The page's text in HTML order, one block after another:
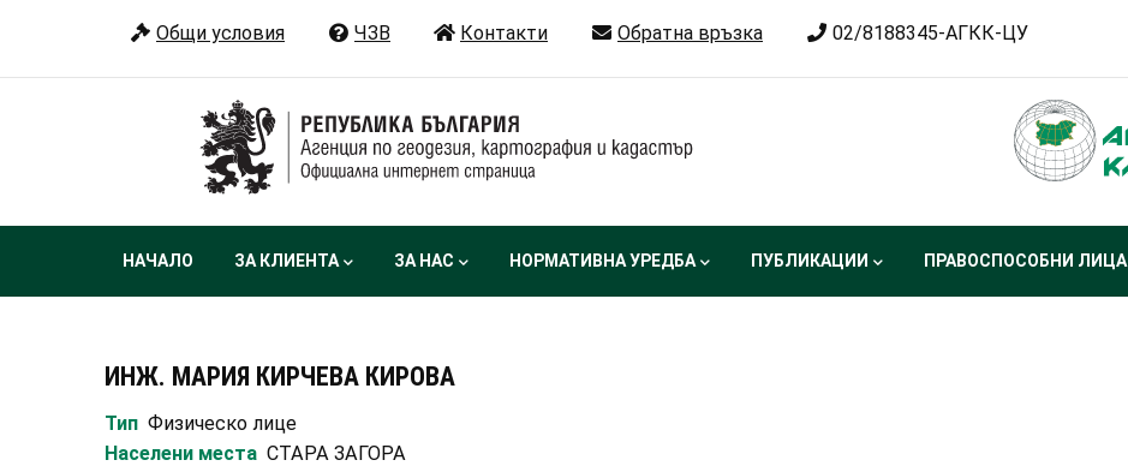
основното
Общи условия ЧЗВ Контакти Обратна връзка 02/8188345-АГКК-ЦУ
Main
НАЧАЛО ЗА КЛИЕНТА ЗА НАС НОРМАТИВНА УРЕДБА ПУБЛИКАЦИИ ПРАВОСПОСОБНИ ЛИЦА
ИНЖ. МАРИЯ КИРЧЕВА КИРОВА
Тип Физическо лице
Населени места СТАРА ЗАГОРА